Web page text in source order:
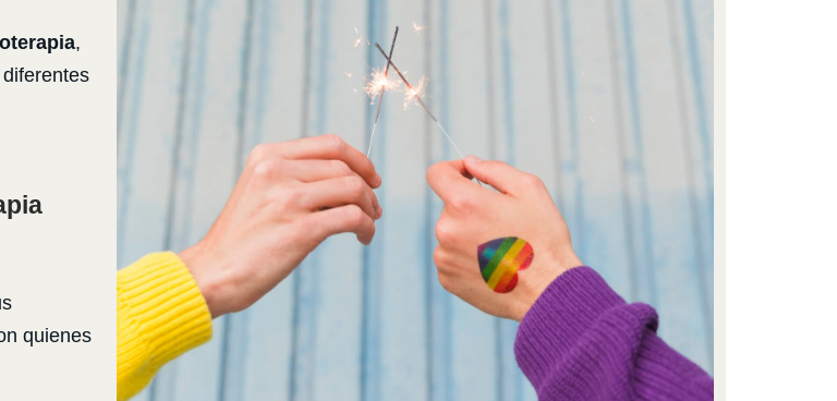
,
quienes